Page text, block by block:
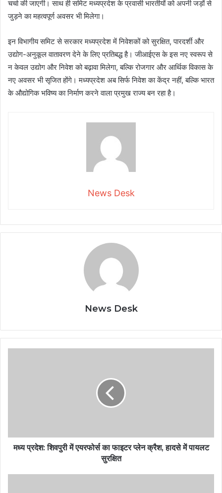
चर्चा की जाएगी। साथ ही समिट मध्यप्रदेश के प्रवासी भारतीयों को अपनी जड़ों से
जुड़ने का महत्वपूर्ण अवसर भी मिलेगा।
इन विभागीय समिट से सरकार मध्यप्रदेश में निवेशकों को सुरक्षित, पारदर्शी और
उद्योग-अनुकूल वातावरण देने के लिए प्रतिबद्ध है। जीआईएस के इस नए स्वरूप से
न केवल उद्योग और निवेश को बढ़ावा मिलेगा, बल्कि रोजगार और आर्थिक विकास के
नए अवसर भी सृजित होंगे। मध्यप्रदेश अब सिर्फ निवेश का केंद्र नहीं, बल्कि भारत
के औद्योगिक भविष्य का निर्माण करने वाला प्रमुख राज्य बन रहा है।
News Desk
News Desk
मध्य प्रदेश: शिवपुरी में एयरफोर्स का फाइटर प्लेन क्रैश, हादसे में पायलट
सुरक्षित